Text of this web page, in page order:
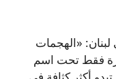
«الهجمات
فقط تحت اسم